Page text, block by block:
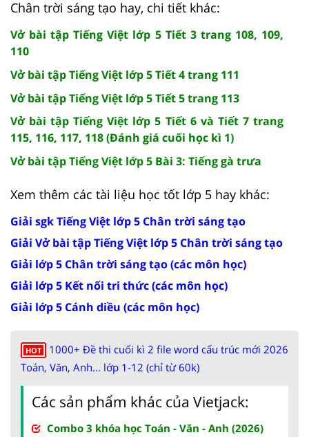
Chân trời sáng tạo hay, chi tiết khác:
Vở bài tập Tiếng Việt lớp 5 Tiết 3 trang 108, 109,
110
Vở bài tập Tiếng Việt lớp 5 Tiết 4 trang 111
Vở bài tập Tiếng Việt lớp 5 Tiết 5 trang 113
Vở bài tập Tiếng Việt lớp 5 Tiết 6 và Tiết 7 trang
115, 116, 117, 118 (Đánh giá cuối học kì 1)
Vở bài tập Tiếng Việt lớp 5 Bài 3: Tiếng gà trưa
Xem thêm các tài liệu học tốt lớp 5 hay khác:
Giải sgk Tiếng Việt lớp 5 Chân trời sáng tạo
Giải Vở bài tập Tiếng Việt lớp 5 Chân trời sáng tạo
Giải lớp 5 Chân trời sáng tạo (các môn học)
Giải lớp 5 Kết nối tri thức (các môn học)
Giải lớp 5 Cánh diều (các môn học)
HOT
1000+ Đề thi cuối kì 2 file word cấu trúc mới 2026
Toán, Văn, Anh... lớp 1-12 (chỉ từ 60k)
Các sản phẩm khác của Vietjack:
Combo 3 khóa học Toán - Văn - Anh (2026)